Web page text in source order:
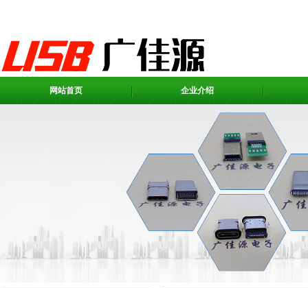
网站首页 企业介绍